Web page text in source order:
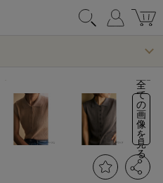
全
て
の
画
像
を
見
る